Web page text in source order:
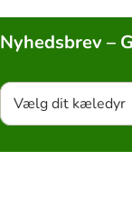
Nyhedsbrev –
Vælg dit kæledyr